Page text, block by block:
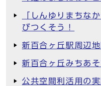
「しんゆりまちな
びつくそう！
新百合ヶ丘駅周辺
新百合ヶ丘みちあ
公共空間利活用の